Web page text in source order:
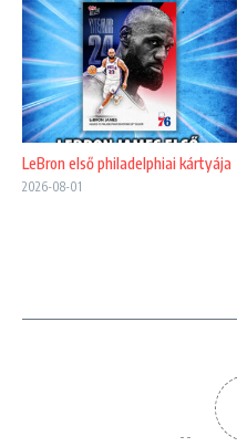
LeBron első philadelphiai kártyája
2026-08-01